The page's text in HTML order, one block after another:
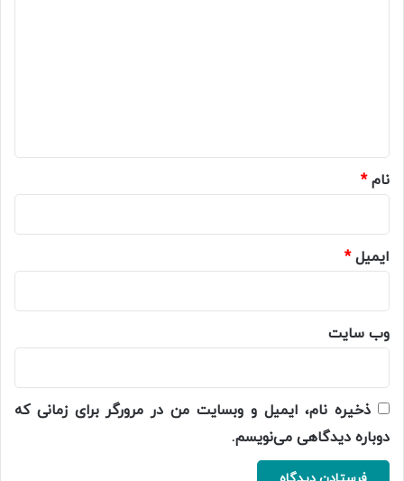
نام*
ایمیل*
وب‌ سایت
ذخیره نام، ایمیل و وبسایت من در مرورگر برای زمانی که
دوباره دیدگاهی می‌نویسم.